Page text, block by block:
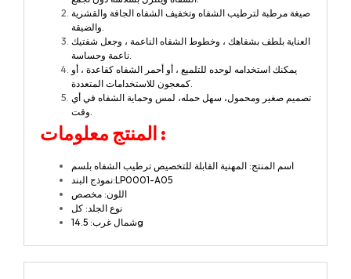
صيغة مرطبة لترطيب الشفاه وتخفيف الشفاه الجافة والقشرية
والضيقة.
العناية بلطف بشفاهك ، وخطوط الشفاه الناعمة ، وجعل شفتيك
ناعمة وحساسة.
يمكنك استخدامه لوحده للتلميع ، أو أحمر الشفاه كقاعدة ، أو
كمعجون للاستخدامات المتعددة.
تصميم صغير ومحمول، سهل حمله، لمس وحماية الشفاه في أي
وقت.
المنتج معلومات :
اسم المنتج: المهنية القابلة للتخصيص ترطيب الشفاه بلسم
نموذج البند:LP0001-A05
اللون: مخصص
نوع الجلد: كل
شمال غرب: 14.5g